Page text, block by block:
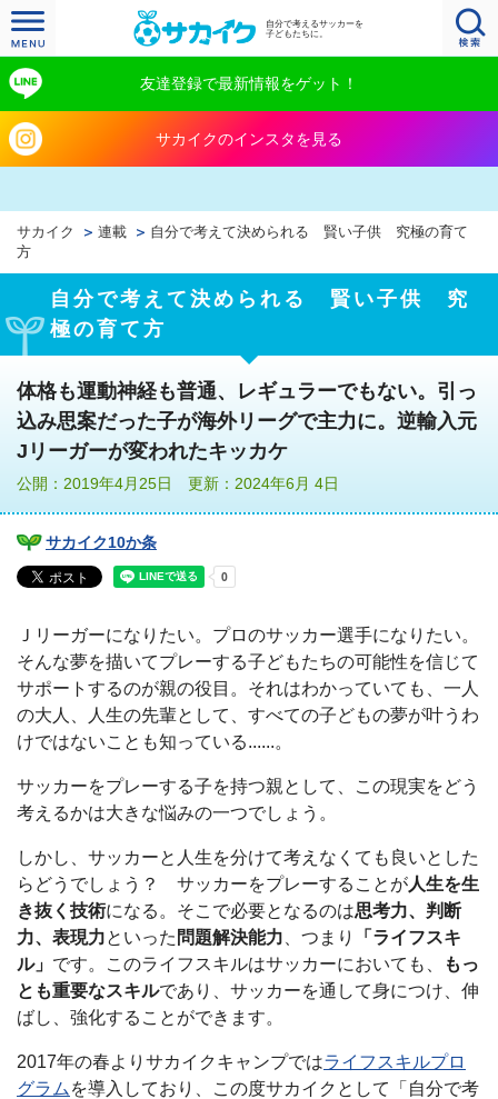
自分で考えるサッカーを
子どもたちに。
友達登録で最新情報をゲット！
サカイクのインスタを見る
サカイク 連載
自分で考えて決められる 賢い子供 究極の育て
方
自分で考えて決められる 賢い子供 究
極の育て方
体格も運動神経も普通、レギュラーでもない。引っ
込み思案だった子が海外リーグで主力に。逆輸入元
Jリーガーが変われたキッカケ
公開：2019年4月25日 更新：2024年6月 4日
サカイク10か条
Ｊリーガーになりたい。プロのサッカー選手になりたい。
そんな夢を描いてプレーする子どもたちの可能性を信じて
サポートするのが親の役目。それはわかっていても、一人
の大人、人生の先輩として、すべての子どもの夢が叶うわ
けではないことも知っている......。
サッカーをプレーする子を持つ親として、この現実をどう
考えるかは大きな悩みの一つでしょう。
しかし、サッカーと人生を分けて考えなくても良いとした
らどうでしょう？ サッカーをプレーすることが人生を生
き抜く技術になる。そこで必要となるのは思考力、判断
力、表現力といった 問題解決能力 、つまり
「ライフスキ
ル」 です。このライフスキルはサッカーにおいても、
もっ
とも重要なスキルであり、サッカーを通して身につけ、伸
ばし、強化することができます。
2017年の春よりサカイクキャンプではライフスキルプロ
グラム を導入しており、この度サカイクとして「自分で考